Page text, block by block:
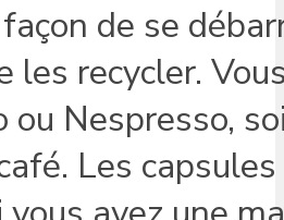
de se
les recycler.
ou Nespresso,
Les